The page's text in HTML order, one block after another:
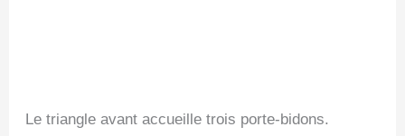
Le triangle avant accueille trois porte-bidons.